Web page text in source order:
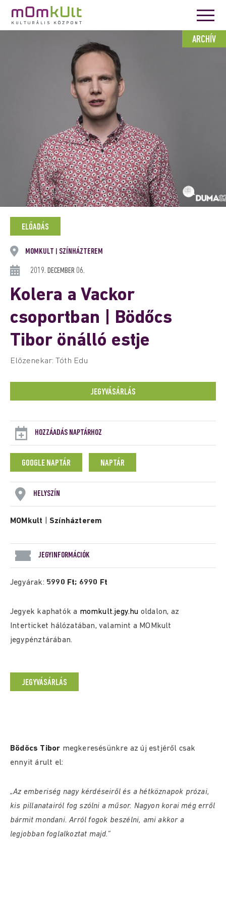
ARCHÍV
ELŐADÁS
MOMKULT SZÍNHÁZTEREM
2019. DECEMBER 06.
Kolera a Vackor
csoportban | Bödőcs
Tibor önálló estje
Előzenekar: Tóth Edu
JEGYVÁSÁRLÁS
HOZZÁADÁS NAPTÁRHOZ
GOOGLE NAPTÁR NAPTÁR
HELYSZÍN
MOMkult |Színházterem
JEGYINFORMÁCIÓK
Jegyárak: 5990 Ft; 6990 Ft
Jegyek kaphatók a momkult.jegy.hu oldalon, az
Interticket hálózatában, valamint a MOMkult
jegypénztárában.
JEGYVÁSÁRLÁS
Bödőcs Tibor megkeresésünkre az új estjéről csak
ennyit árult el:
„Az emberiség nagy kérdéseiről és a hétköznapok prózai,
kis pillanatairól fog szólni a műsor. Nagyon korai még erről
bármit mondani. Arról fogok beszélni, ami akkor a
legjobban foglalkoztat majd.”